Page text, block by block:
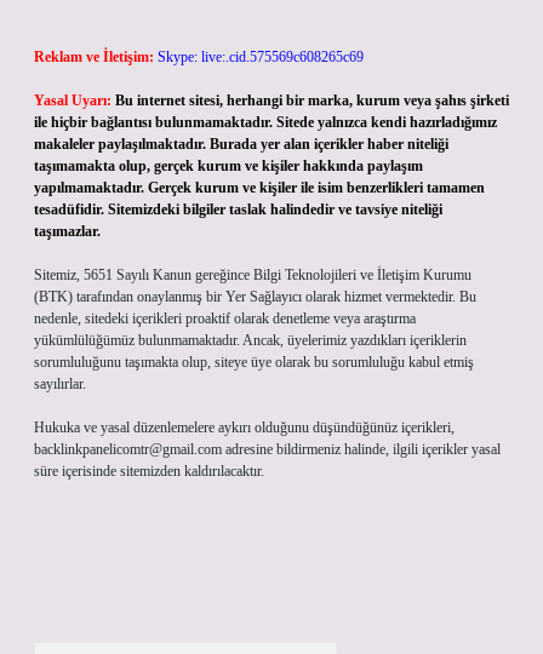
Reklam ve İletişim: Skype: live:.cid.575569c608265c69
Yasal Uyarı: Bu internet sitesi, herhangi bir marka, kurum veya şahıs şirketi
ile hiçbir bağlantısı bulunmamaktadır. Sitede yalnızca kendi hazırladığımız
makaleler paylaşılmaktadır. Burada yer alan içerikler haber niteliği
taşımamakta olup, gerçek kurum ve kişiler hakkında paylaşım
yapılmamaktadır. Gerçek kurum ve kişiler ile isim benzerlikleri tamamen
tesadüfidir. Sitemizdeki bilgiler taslak halindedir ve tavsiye niteliği
taşımazlar.
Sitemiz, 5651 Sayılı Kanun gereğince Bilgi Teknolojileri ve İletişim Kurumu
(BTK) tarafından onaylanmış bir Yer Sağlayıcı olarak hizmet vermektedir. Bu
nedenle, sitedeki içerikleri proaktif olarak denetleme veya araştırma
yükümlülüğümüz bulunmamaktadır. Ancak, üyelerimiz yazdıkları içeriklerin
sorumluluğunu taşımakta olup, siteye üye olarak bu sorumluluğu kabul etmiş
sayılırlar.
Hukuka ve yasal düzenlemelere aykırı olduğunu düşündüğünüz içerikleri,
backlinkpanelicomtr@gmail.com adresine bildirmeniz halinde, ilgili içerikler yasal
süre içerisinde sitemizden kaldırılacaktır.